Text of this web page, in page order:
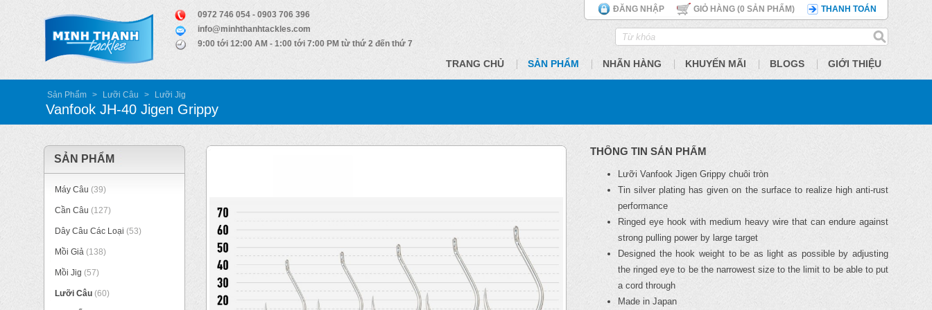
ĐĂNG NHẬP GIỎ HÀNG (0 SẢN PHẨM) THANH TOÁN
0972 746 054 - 0903 706 396
info@minhthanhtackles.com
9:00 tới 12:00 AM - 1:00 tới 7:00 PM từ thứ 2 đến thứ 7
TRANG CHỦ SẢN PHẨM NHÃN HÀNG KHUYẾN MÃI BLOGS GIỚI THIỆU
Sản Phẩm > Lưỡi Câu > Lưỡi Jig
Vanfook JH-40 Jigen Grippy
SẢN PHẨM
Máy Câu (39)
Cần Câu (127)
Dây Câu Các Loại (53)
Mồi Giả (138)
Mồi Jig (57)
Lưỡi Câu (60)
THÔNG TIN SẢN PHẨM
Lưỡi Vanfook Jigen Grippy chuôi tròn
Tin silver plating has given on the surface to realize high anti-rust
performance
Ringed eye hook with medium heavy wire that can endure against
strong pulling power by large target
Designed the hook weight to be as light as possible by adjusting
the ringed eye to be the narrowest size to the limit to be able to put
a cord through
Made in Japan